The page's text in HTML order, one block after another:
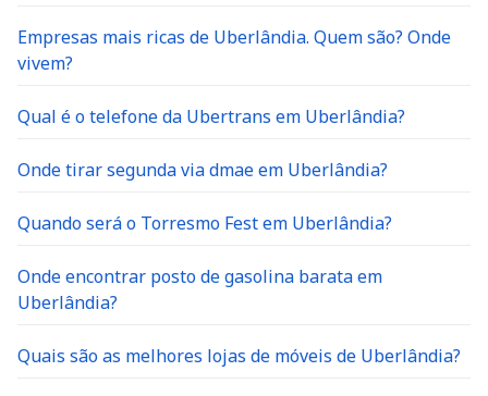
Empresas mais ricas de Uberlândia. Quem são? Onde
vivem?
Qual é o telefone da Ubertrans em Uberlândia?
Onde tirar segunda via dmae em Uberlândia?
Quando será o Torresmo Fest em Uberlândia?
Onde encontrar posto de gasolina barata em
Uberlândia?
Quais são as melhores lojas de móveis de Uberlândia?